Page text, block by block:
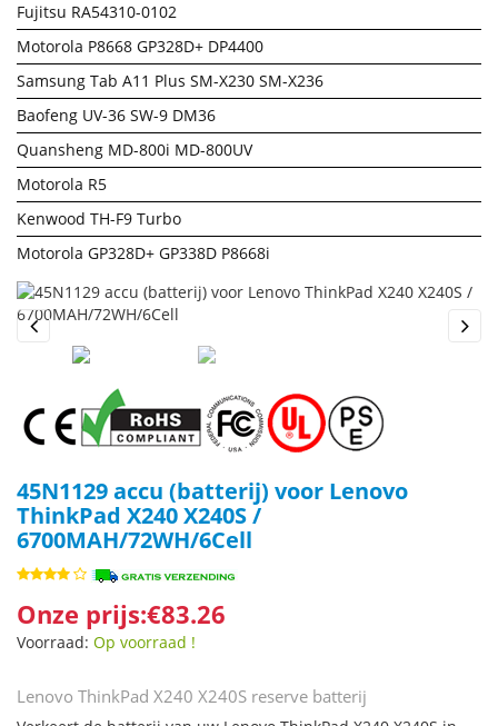
Fujitsu RA54310-0102
Motorola P8668 GP328D+ DP4400
Samsung Tab A11 Plus SM-X230 SM-X236
Baofeng UV-36 SW-9 DM36
Quansheng MD-800i MD-800UV
Motorola R5
Kenwood TH-F9 Turbo
Motorola GP328D+ GP338D P8668i
Previous
45N1129 accu (batterij) voor Lenovo
ThinkPad X240 X240S /
6700MAH/72WH/6Cell
Onze prijs:€83.26
Voorraad: Op voorraad !
Lenovo ThinkPad X240 X240S reserve batterij